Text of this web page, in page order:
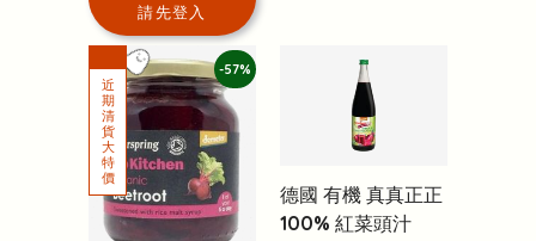
請先登入
-57%
德國 有機 真真正正
100% 紅菜頭汁